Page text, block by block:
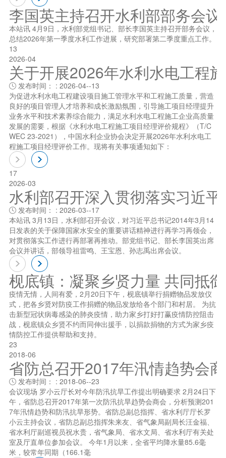
李国英主持召开水利部部务会议
本站讯 4月9日，水利部党组书记、部长李国英主持召开部务会议，
总结2026年第一季度水利工作进展，研究部署第二季度重点工作。
13
2026-04
关于开展2026年水利水电工程
发布时间： : 2026-04--13
为促进水利水电工程建设项目施工管理水平和工程施工质量，营造
良好的项目管理人才培养和成长激励氛围，引导施工项目经理提升
业务水平和技术素养综合能力，满足水利水电工程施工企业高质量
发展的需要，根据《水利水电工程施工项目经理评价规程》（T/C
WEC 23-2021），中国水利企业协会决定开展2026年水利水电工
程施工项目经理评价工作。现将有关事项通知如下：
17
2026-03
水利部召开深入贯彻落实习近
发布时间： : 2026-03--17
本站讯 3月13日，水利部召开会议，对习近平总书记2014年3月14
日发表的关于保障国家水安全的重要讲话精神进行再学习再领会，
对贯彻落实工作进行再部署再推动。部党组书记、部长李国英出席
会议并讲话，部领导祖雷鸣、王宝恩、孙志禹出席会议。
枧底镇：凝聚乡贤力量 共同抵
疫情无情，人间有爱，2月20日下午，枧底镇举行捐赠物品发放仪
式，把各乡贤对防疫工作捐赠的物品发放给各个部门和村居。 为抗
击新型冠状病毒感染的肺炎疫情，助力家乡打好打赢疫情防控阻击
战，枧底镇众乡贤不约而同伸出援手，以捐款捐物的方式为家乡疫
情防控工作提供帮助和支持。
23
2018-06
省防总召开2017年汛情趋势会
发布时间： : 2018-06--23
会议现场 罗小云厅长对今年防汛抗旱工作提出明确要求 2月24日下
午，省防总召开2017年第一次防汛抗旱趋势会商会，分析预测201
7年汛情趋势和防汛抗旱形势。省防总副总指挥、省水利厅厅长罗
小云主持会议，省防总副总指挥朱来友、省气象局副局长汪金福、
省水利厅副巡视员祝水贵，省气象局、省水文局、省水利厅有关处
室及厅直单位参加会议。 今年1月以来，全省平均降水量85.6毫
米，较常年同期（166.1毫